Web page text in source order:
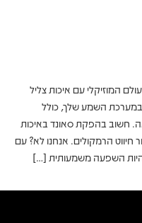
המוזיקלי עם איכות צליל
השמע שלך, כולל
חשוב בהפקת סאונד באיכות
הרמקולים. אנחנו לא? עם
השפעה משמעותית […]